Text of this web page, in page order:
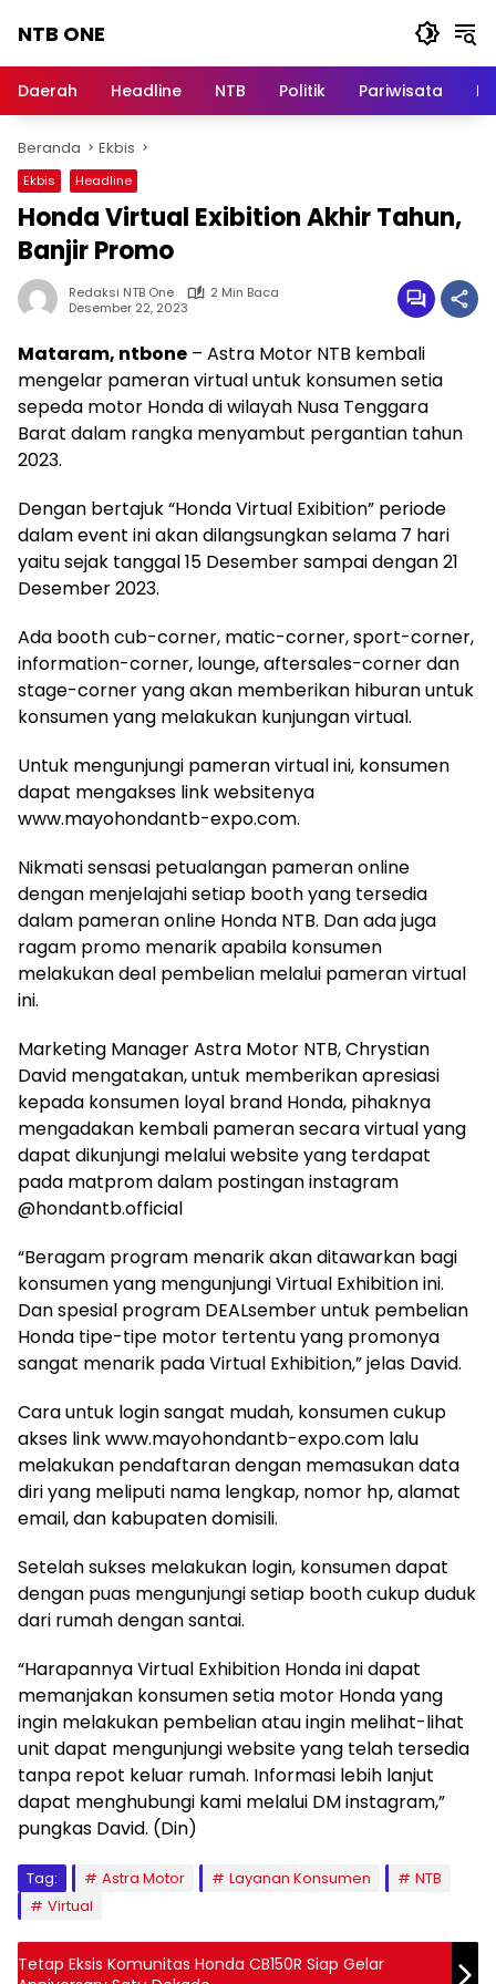
NTB ONE
dan
Berita
Lombok
Daerah Headline NTB Politik Pariwisata
Beranda Ekbis
Ekbis Headline
Honda Virtual Exibition Akhir Tahun,
Banjir Promo
Redaksi NTB One
2 Min Baca
Desember 22, 2023
Mataram, ntbone – Astra Motor NTB kembali
mengelar pameran virtual untuk konsumen setia
sepeda motor Honda di wilayah Nusa Tenggara
Barat dalam rangka menyambut pergantian tahun
2023.
Dengan bertajuk “Honda Virtual Exibition” periode
dalam event ini akan dilangsungkan selama 7 hari
yaitu sejak tanggal 15 Desember sampai dengan 21
Desember 2023.
Ada booth cub-corner, matic-corner, sport-corner,
information-corner, lounge, aftersales-corner dan
stage-corner yang akan memberikan hiburan untuk
konsumen yang melakukan kunjungan virtual.
Untuk mengunjungi pameran virtual ini, konsumen
dapat mengakses link websitenya
www.mayohondantb-expo.com.
Nikmati sensasi petualangan pameran online
dengan menjelajahi setiap booth yang tersedia
dalam pameran online Honda NTB. Dan ada juga
ragam promo menarik apabila konsumen
melakukan deal pembelian melalui pameran virtual
ini.
Marketing Manager Astra Motor NTB, Chrystian
David mengatakan, untuk memberikan apresiasi
kepada konsumen loyal brand Honda, pihaknya
mengadakan kembali pameran secara virtual yang
dapat dikunjungi melalui website yang terdapat
pada matprom dalam postingan instagram
@hondantb.official
“Beragam program menarik akan ditawarkan bagi
konsumen yang mengunjungi Virtual Exhibition ini.
Dan spesial program DEALsember untuk pembelian
Honda tipe-tipe motor tertentu yang promonya
sangat menarik pada Virtual Exhibition,” jelas David.
Cara untuk login sangat mudah, konsumen cukup
akses link www.mayohondantb-expo.com lalu
melakukan pendaftaran dengan memasukan data
diri yang meliputi nama lengkap, nomor hp, alamat
email, dan kabupaten domisili.
Setelah sukses melakukan login, konsumen dapat
dengan puas mengunjungi setiap booth cukup duduk
dari rumah dengan santai.
“Harapannya Virtual Exhibition Honda ini dapat
memanjakan konsumen setia motor Honda yang
ingin melakukan pembelian atau ingin melihat-lihat
unit dapat mengunjungi website yang telah tersedia
tanpa repot keluar rumah. Informasi lebih lanjut
dapat menghubungi kami melalui DM instagram,”
pungkas David. (Din)
Tag: Astra Motor Layanan Konsumen
NTB
Virtual
Tetap Eksis Komunitas Honda CB150R Siap Gelar